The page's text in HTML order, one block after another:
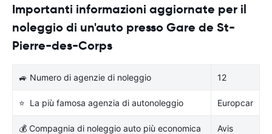
Importanti informazioni aggiornate per il
noleggio di un'auto presso Gare de St-
Pierre-des-Corps
🚙 Numero di agenzie di noleggio 12
⭐ La più famosa agenzia di autonoleggio Europcar
💰 Compagnia di noleggio auto più economica Avis